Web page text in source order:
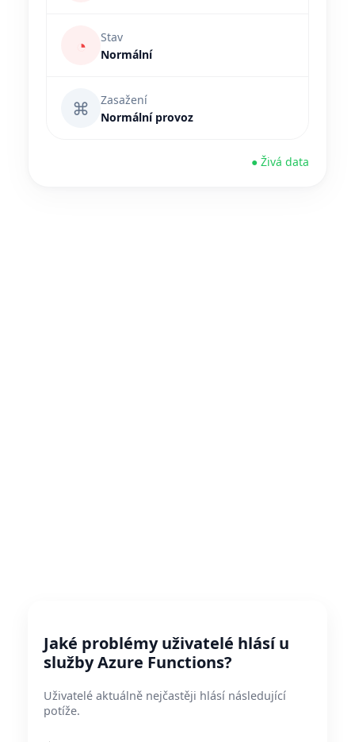
◔
Stav
Normální
⌘
Zasažení
Normální provoz
● Živá data
Jaké problémy uživatelé hlásí u
služby Azure Functions?
Uživatelé aktuálně nejčastěji hlásí následující
potíže.